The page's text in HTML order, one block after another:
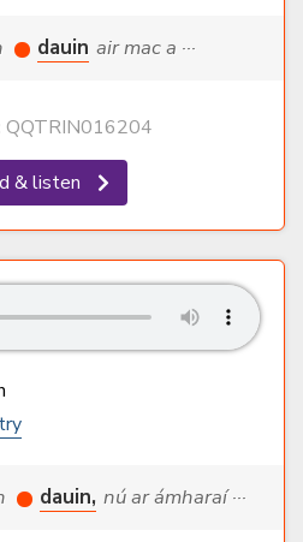
dauin air mac a ···
QQTRIN016204
& listen
dauin, nú ar ámharaí ···